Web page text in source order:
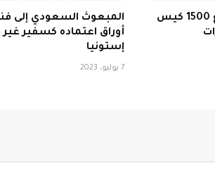
العربية السعودية توزع 1500 كيس
المبعوث السعودي إلى
أوراق اعتماده كسفير
إستونيا
7 يوليو، 2023